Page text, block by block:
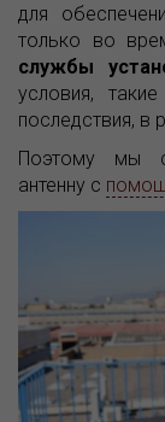
для
только во
службы
условия,
последствия, в
Поэтому мы
антенну с